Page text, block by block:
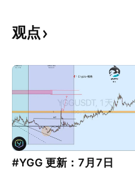
观点
#YGG 更新：7月7日